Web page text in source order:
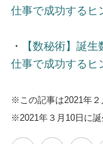
仕事で成功するヒ
・
【数秘術】誕
仕事で成功するヒ
※この記事は2021年２
※2021年３月10日に誕